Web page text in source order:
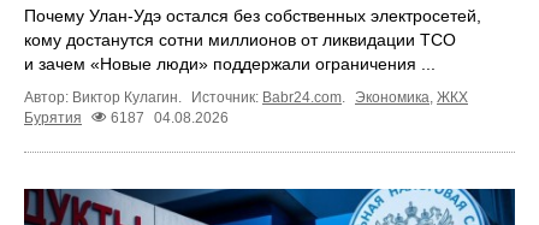
Почему Улан-Удэ остался без собственных электросетей,
кому достанутся сотни миллионов от ликвидации ТСО
и зачем «Новые люди» поддержали ограничения ...
Автор: Виктор Кулагин. Источник: Babr24.com. Экономика, ЖКХ
Бурятия
6187 04.08.2026